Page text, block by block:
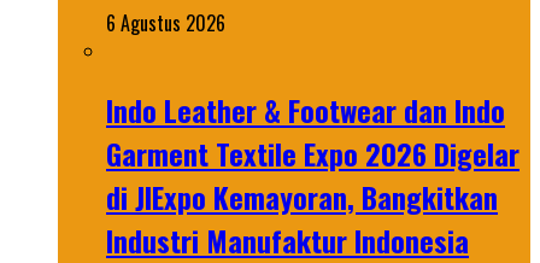
6 Agustus 2026
Indo Leather & Footwear dan Indo
Garment Textile Expo 2026 Digelar
di JIExpo Kemayoran, Bangkitkan
Industri Manufaktur Indonesia